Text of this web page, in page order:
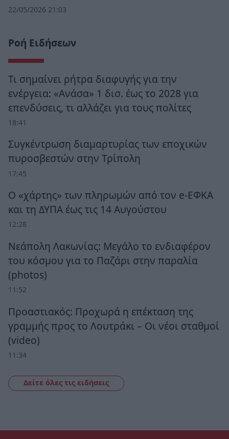
22/05/2026 21:03
Ροή Ειδήσεων
Τι σημαίνει ρήτρα διαφυγής για την
ενέργεια: «Ανάσα» 1 δισ. έως το 2028 για
επενδύσεις, τι αλλάζει για τους πολίτες
18:41
Συγκέντρωση διαμαρτυρίας των εποχικών
πυροσβεστών στην Τρίπολη
17:45
Ο «χάρτης» των πληρωμών από τον e-ΕΦΚΑ
και τη ΔΥΠΑ έως τις 14 Αυγούστου
12:28
Νεάπολη Λακωνίας: Μεγάλο το ενδιαφέρον
του κόσμου για το Παζάρι στην παραλία
(photos)
11:52
Προαστιακός: Προχωρά η επέκταση της
γραμμής προς το Λουτράκι – Οι νέοι σταθμοί
(video)
11:34
Δείτε όλες τις ειδήσεις